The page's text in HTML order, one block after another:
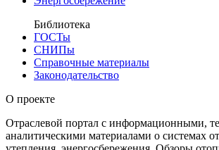
Библиотека
ГОСТы
СНИПы
Справочные материалы
Законодательство
О проекте
Отраслевой портал с информационными,
аналитическими материалами о системах